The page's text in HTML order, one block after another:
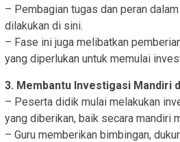
– Pembagian tugas dan peran
dilakukan di sini.
– Fase ini juga melibatkan
yang diperlukan untuk memulai
3. Membantu Investigasi Mandiri
– Peserta didik mulai melakukan
yang diberikan, baik secara mandiri
– Guru memberikan bimbingan,